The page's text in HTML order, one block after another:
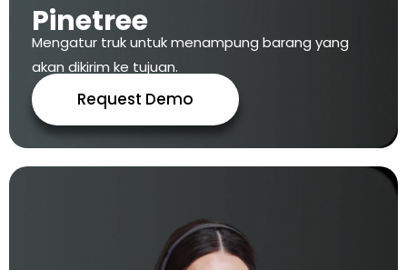
Pinetree
Mengatur truk untuk menampung barang yang
akan dikirim ke tujuan.
Request Demo